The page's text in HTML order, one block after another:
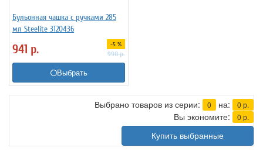
Бульонная чашка с ручками 285
мл Steelite 3120436
941 р. -5 %
990р.
Выбрать
Выбрано товаров из серии: 0 на: 0 р.
Вы экономите: 0 р.
Купить выбранные